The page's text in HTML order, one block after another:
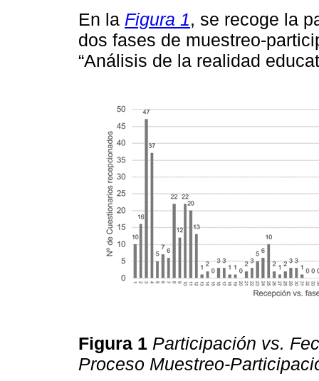
En la Figura 1, se recoge la
dos fases de muestreo-
“Análisis de la realidad
Figura 1 Participación vs.
Proceso Muestreo-